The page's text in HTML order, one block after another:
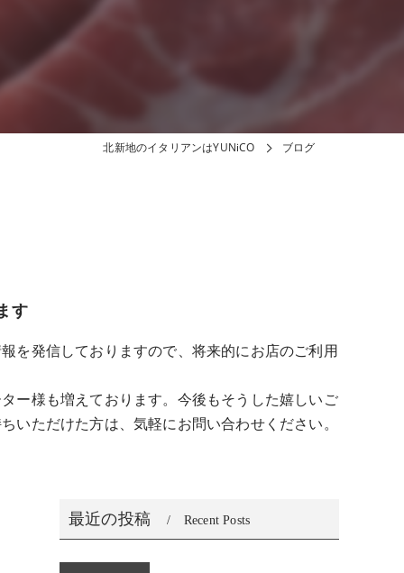
北新地のイタリアンはYUNiCO ブログ
す
を発信しておりますので、将来的にお店のご利用
ー様も増えております。今後もそうした嬉しいご
ただけた方は、気軽にお問い合わせください。
最近の投稿 Recent Posts